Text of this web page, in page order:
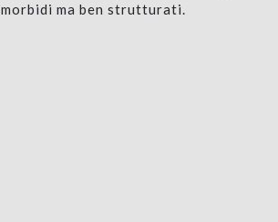
morbidi ma ben strutturati.